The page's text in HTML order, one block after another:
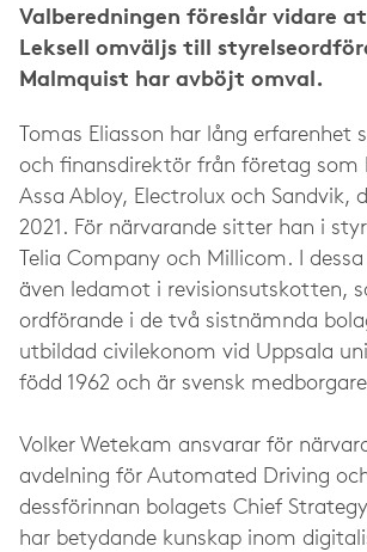
Valberedningen föreslår vidare
Leksell omväljs till
Malmquist har avböjt omval.
Tomas Eliasson har lång erfarenhet
och finansdirektör från företag som
Assa Abloy, Electrolux och Sandvik,
2021. För närvarande sitter han i
Telia Company och Millicom. I
även ledamot i revisionsutskotten,
ordförande i de två sistnämnda
utbildad civilekonom vid Uppsala
född 1962 och är svensk
Volker Wetekam ansvarar för
avdelning för Automated Driving
dessförinnan bolagets Chief
har betydande kunskap inom